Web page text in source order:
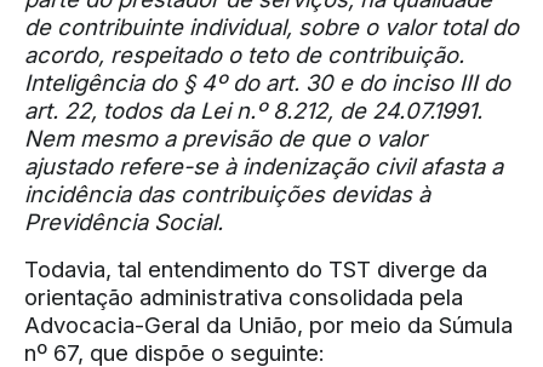
de contribuinte individual, sobre o valor total do
acordo, respeitado o teto de contribuição.
Inteligência do § 4º do art. 30 e do inciso III do
art. 22, todos da Lei n.º 8.212, de 24.07.1991.
Nem mesmo a previsão de que o valor
ajustado refere-se à indenização civil afasta a
incidência das contribuições devidas à
Previdência Social.
Todavia, tal entendimento do TST diverge da
orientação administrativa consolidada pela
Advocacia-Geral da União, por meio da Súmula
nº 67, que dispõe o seguinte: